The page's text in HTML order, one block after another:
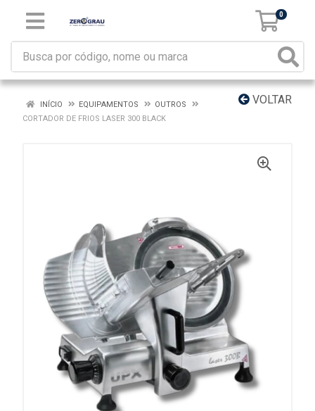
0
VOLTAR
INÍCIO EQUIPAMENTOS
OUTROS
CORTADOR DE FRIOS LASER 300 BLACK